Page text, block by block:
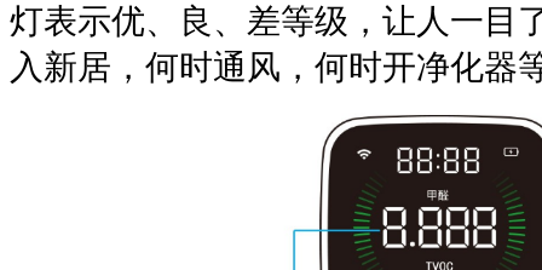
灯表示优、良、差等级，让人一目
入新居，何时通风，何时开净化器